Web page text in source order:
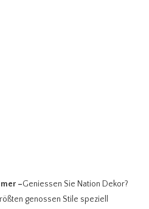
–Geniessen Sie Nation Dekor?
genossen Stile speziell